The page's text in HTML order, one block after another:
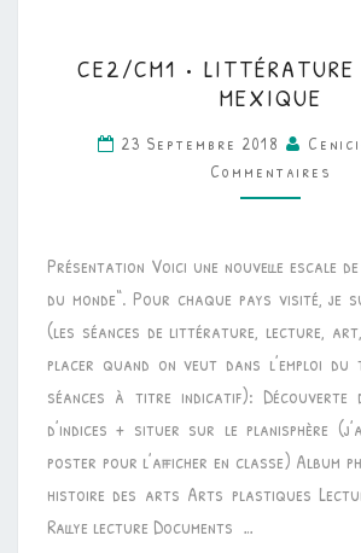
•
•
PROJET
CE2/CM1 • LITTÉRATURE
MEXIQUE
23 Septembre 2018
Commentaires
Présentation Voici une nouvelle escale
du monde“. Pour chaque pays visité, je
(les séances de littérature, lecture,
placer quand on veut dans l’emploi du
séances à titre indicatif):
d’indices + situer sur le planisphère
poster pour l’afficher en classe) Album
histoire des arts Arts plastiques
Rallye lecture Documents …